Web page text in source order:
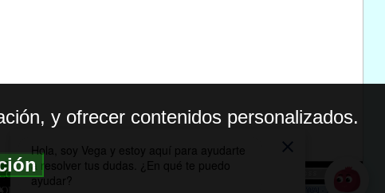
DE PRIVACIDAD
y ofrecer contenidos personalizados.